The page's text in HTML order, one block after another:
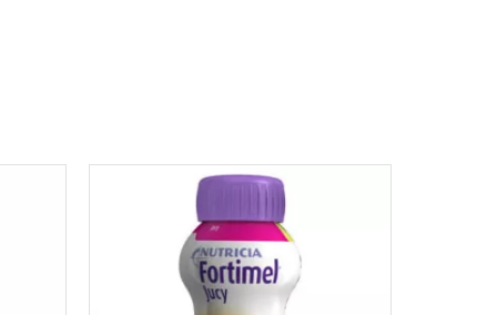
de Fortimel® DiaCare Creme, il est
par une demi-coupelle et de surveiller la glycémie.
adapter votre traitement. Les quantités de potassium